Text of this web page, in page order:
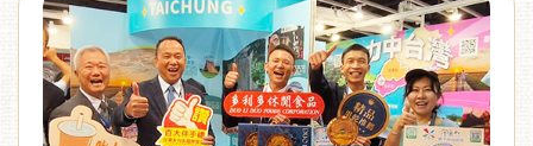
來也將研發更多貼近港澳口味的健康產品，讓台灣果
乾走進更多國際市場。」